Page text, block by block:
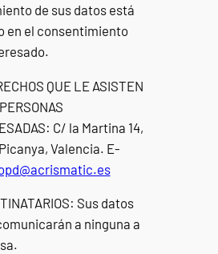
de sus datos está
en el consentimiento
QUE LE ASISTEN
C/ la Martina 14,
Valencia. E-
Sus datos
a ninguna a